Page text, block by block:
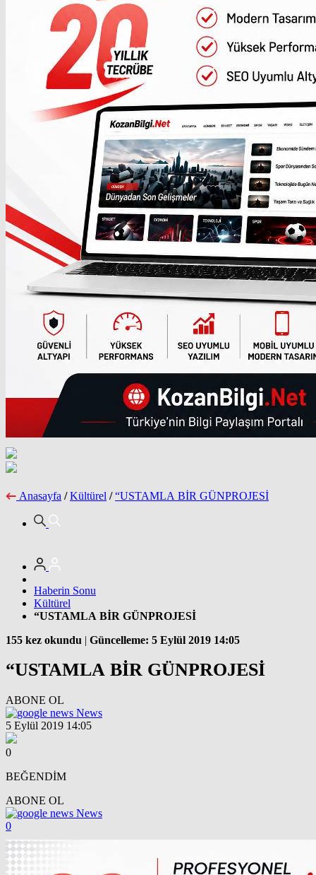
Anasayfa / Kültürel / “USTAMLA BİR GÜNPROJESİ
Haberin Sonu
Kültürel
“USTAMLA BİR GÜNPROJESİ
155 kez okundu | Güncelleme: 5 Eylül 2019 14:05
“USTAMLA BİR GÜNPROJESİ
ABONE OL
News
5 Eylül 2019 14:05
0
BEĞENDİM
ABONE OL
News
0